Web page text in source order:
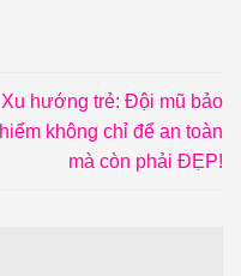
Xu hướng trẻ: Đội mũ bảo
hiểm không chỉ để an toàn
mà còn phải ĐẸP!